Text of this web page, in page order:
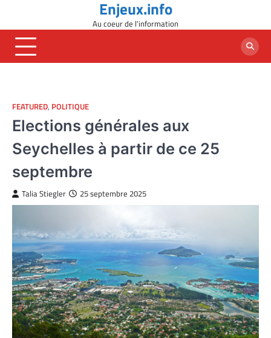
content
Enjeux.info
Au coeur de l'information
FEATURED, POLITIQUE
Elections générales aux
Seychelles à partir de ce 25
septembre
Talia Stiegler 25 septembre 2025